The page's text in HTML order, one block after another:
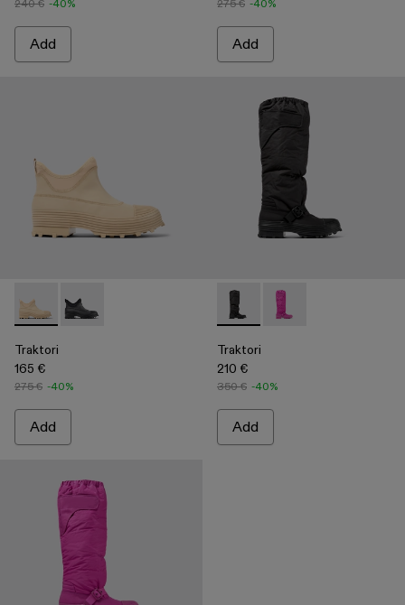
240 € -40%
Add
275 € -40%
Add
Traktori - A700009-002 - Beige ankle boots
Traktori - A700009-001 - Black ankle boots
Traktori
165 €
275 € -40%
Add
Traktori - A700008-001 -
Traktori - A700008-
Traktori
210 €
350 € -40%
Add